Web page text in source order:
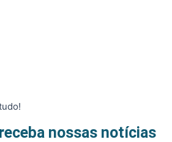
nossas notícias